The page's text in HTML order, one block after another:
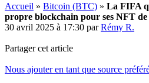
Accueil » Bitcoin (BTC) » La FIFA
propre blockchain pour ses NFT
30 avril 2025 à 17:30 parRémy R.
Partager cet article
Nous ajouter en tant que source